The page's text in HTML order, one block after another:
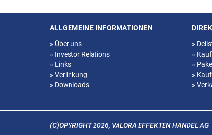
Seitenstruktur
ALLGEMEINE INFORMATIONEN
» Über uns
» Investor Relations
» Links
» Verlinkung
» Downloads
»
»
»
»
»
(C)OPYRIGHT 2026, VALORA EFFEKTEN HANDEL AG